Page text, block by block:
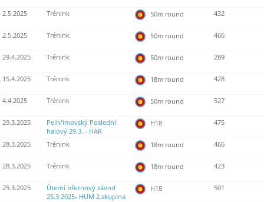
2.5.2025 Trénink 50m round 432
2.5.2025 Trénink 50m round 466
29.4.2025 Trénink 50m round 289
15.4.2025 Trénink 18m round 428
4.4.2025 Trénink 50m round 527
29.3.2025
Pelhřimovský Poslední
halový 29.3. - HAR
H18 475
28.3.2025 Trénink 18m round 466
28.3.2025 Trénink 18m round 423
25.3.2025
Úterní březnový závod
25.3.2025- HUM 2.skupina
H18 501